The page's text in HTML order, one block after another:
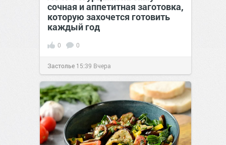
сочная и аппетитная заготовка,
которую захочется готовить
каждый год
0 0
Застолье 15:39 Вчера